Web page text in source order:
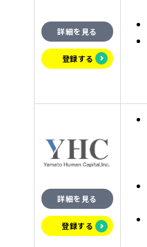
詳細を見る
登録する
詳細を見る
登録する